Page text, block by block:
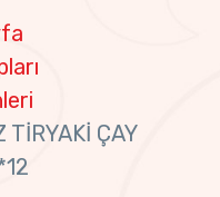
TİRYAKİ ÇAY